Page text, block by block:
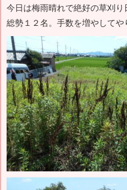
今日は梅雨晴れで絶好の草刈り
総勢１２名。手数を増やしてや